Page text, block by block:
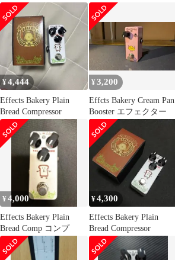
¥4,444
Effects Bakery Plain
Bread Compressor
¥3,200
Effcts Bakery Cream Pan
Booster エフェクター
¥4,000
Effects Bakery Plain
Bread Comp コンプ
¥4,300
Effects Bakery Plain
Bread Compressor